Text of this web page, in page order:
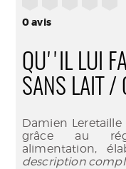
0avis
QU''IL LUI
SANS LAIT /
Damien
grâce au
alimentation,
description